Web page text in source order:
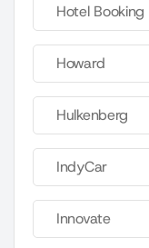
Hotel Booking
Howard
Hulkenberg
IndyCar
Innovate